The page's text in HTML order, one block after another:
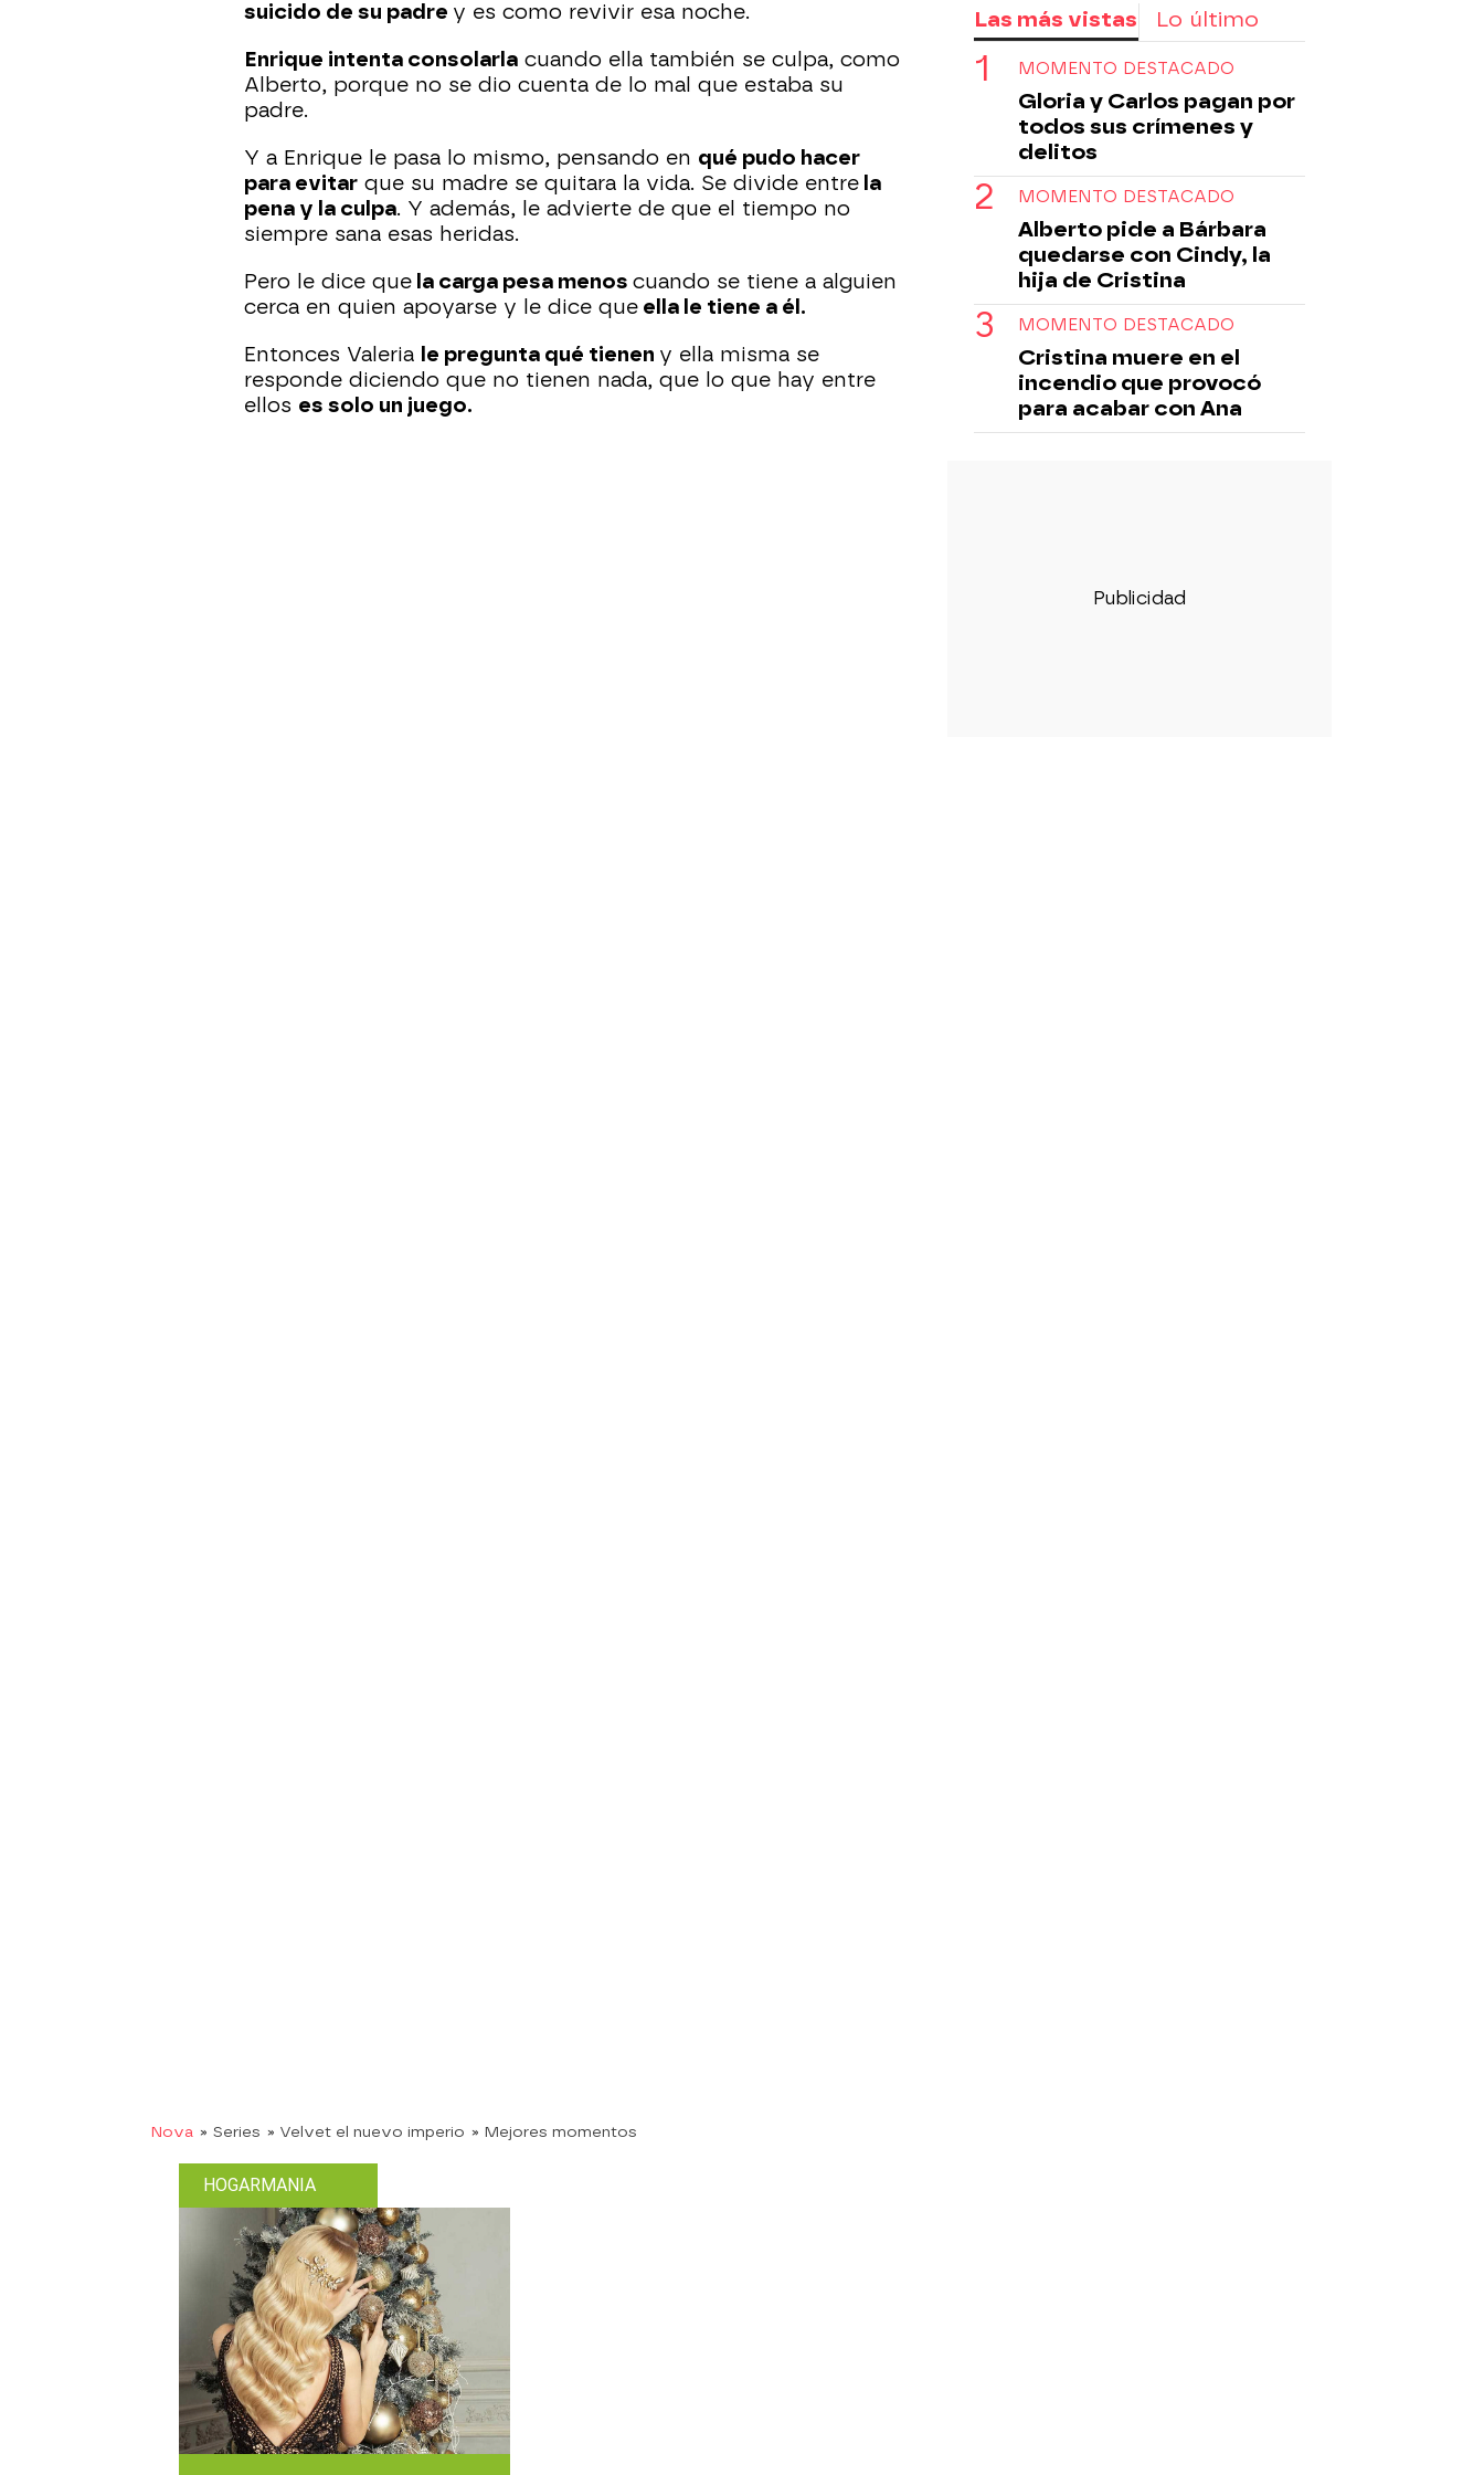
suicido de su padre y es como revivir esa noche.
Enrique intenta consolarla cuando ella también se culpa, como
Alberto, porque no se dio cuenta de lo mal que estaba su
padre.
Y a Enrique le pasa lo mismo, pensando en qué pudo hacer
para evitar que su madre se quitara la vida. Se divide entre la
pena y la culpa. Y además, le advierte de que el tiempo no
siempre sana esas heridas.
Pero le dice que la carga pesa menos cuando se tiene a alguien
cerca en quien apoyarse y le dice que ella le tiene a él.
Entonces Valeria le pregunta qué tienen y ella misma se
responde diciendo que no tienen nada, que lo que hay entre
ellos es solo un juego.
Nova » Series » Velvet el nuevo imperio » Mejores momentos
Las más vistas Lo último
MOMENTO DESTACADO
Gloria y Carlos pagan por
todos sus crímenes y
delitos
MOMENTO DESTACADO
Alberto pide a Bárbara
quedarse con Cindy, la
hija de Cristina
MOMENTO DESTACADO
Cristina muere en el
incendio que provocó
para acabar con Ana
HOGARMANIA